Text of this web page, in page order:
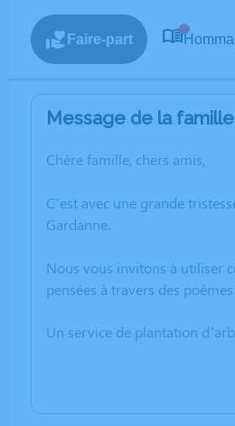
Faire-part
Message de la famille
Chère famille, chers amis,
C’est avec une grande
Gardanne.
Nous vous invitons à utiliser
pensées à travers des
Un service de plantation